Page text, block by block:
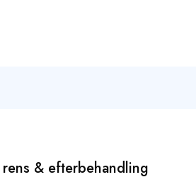
& efterbehandling